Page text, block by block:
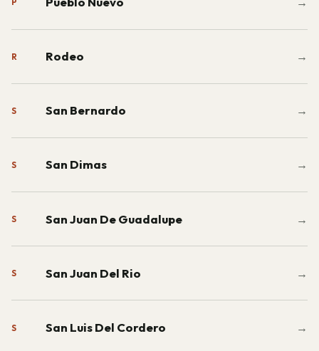
R Rodeo →
S San Bernardo →
S San Dimas →
S San Juan De Guadalupe →
S San Juan Del Rio →
S San Luis Del Cordero →